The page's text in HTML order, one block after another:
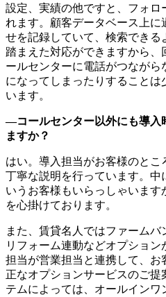
設定、実績の他ですと、フォロ
れます。顧客データベース上
せを記録していて、検索でき
踏まえた対応ができますから、
ールセンターに電話がつなが
になってしまったりすること
います。
―コールセンター以外にも導入
ますか？
はい。導入担当がお客様のとこ
丁寧な説明を行っています。中
いうお客様もいらっしゃいま
を心掛けております。
また、賃貸名人ではファーム
リフォーム連動などオプショ
担当が営業担当と連携して、
正なオプションサービスのご
テムによっては、オールイン